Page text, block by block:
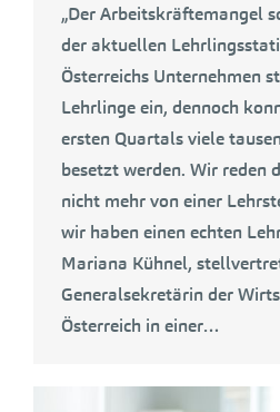
„Der Arbeitskräftemangel
der aktuellen
Österreichs Unternehmen
Lehrlinge ein, dennoch
ersten Quartals viele
besetzt werden. Wir reden
nicht mehr von einer
wir haben einen echten
Mariana Kühnel,
Generalsekretärin der
Österreich in einer…